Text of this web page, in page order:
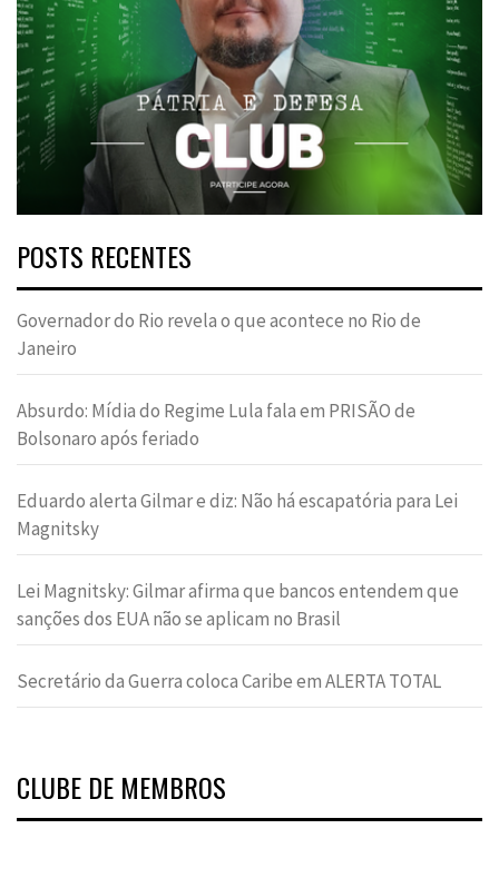
POSTS RECENTES
Governador do Rio revela o que acontece no Rio de
Janeiro
Absurdo: Mídia do Regime Lula fala em PRISÃO de
Bolsonaro após feriado
Eduardo alerta Gilmar e diz: Não há escapatória para Lei
Magnitsky
Lei Magnitsky: Gilmar afirma que bancos entendem que
sanções dos EUA não se aplicam no Brasil
Secretário da Guerra coloca Caribe em ALERTA TOTAL
CLUBE DE MEMBROS